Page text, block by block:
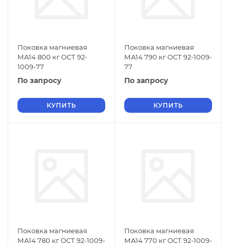
Поковка магниевая
МА14 800 кг ОСТ 92-
1009-77
По запросу
КУПИТЬ
Поковка магниевая
МА14 790 кг ОСТ 92-1009-
77
По запросу
КУПИТЬ
Поковка магниевая
МА14 780 кг ОСТ 92-1009-
Поковка магниевая
МА14 770 кг ОСТ 92-1009-